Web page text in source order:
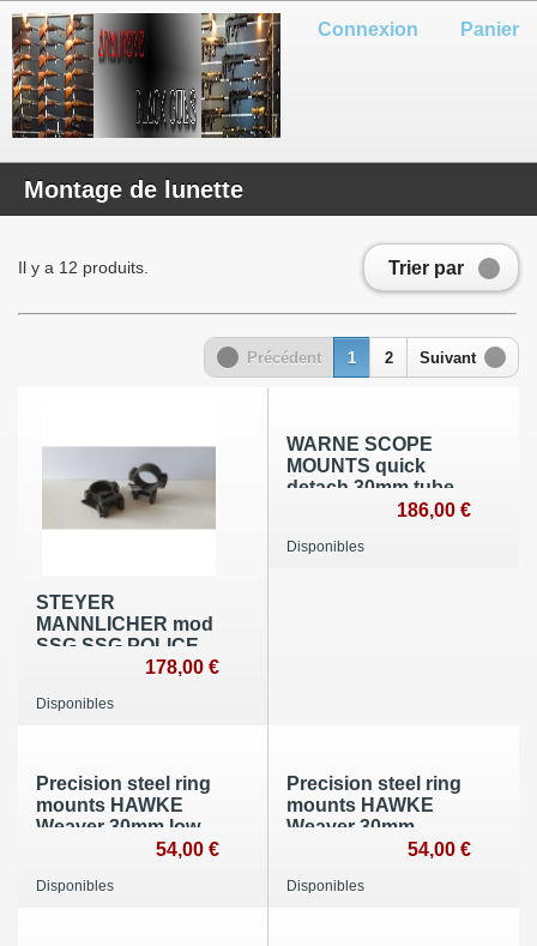
Panier
Connexion
Montage de lunette
Trier par
Il y a 12 produits.
Précédent 1 2 Suivant
STEYER
MANNLICHER mod
SSG,SSG POLICE
diamètre 25.4 neuf
178,00 €
Disponibles
WARNE SCOPE
MOUNTS quick
detach 30mm tube
medium height
fits mst scopes with
186,00 €
Disponibles
Precision steel ring
mounts HAWKE
Weaver 30mm low
quick release lever
54,00 €
Disponibles
Precision steel ring
mounts HAWKE
Weaver 30mm
medium quick54,00 €
Disponibles